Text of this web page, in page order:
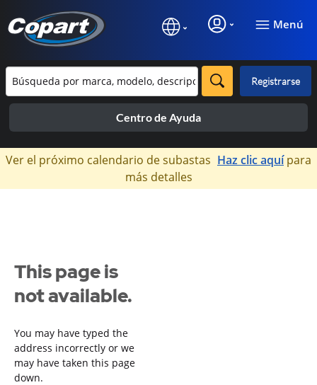
Menú
Registrarse
Centro de Ayuda
×
Ver el próximo calendario de subastas Haz clic aquípara
más detalles
This page is
not available.
You may have typed the
address incorrectly or we
may have taken this page
down.